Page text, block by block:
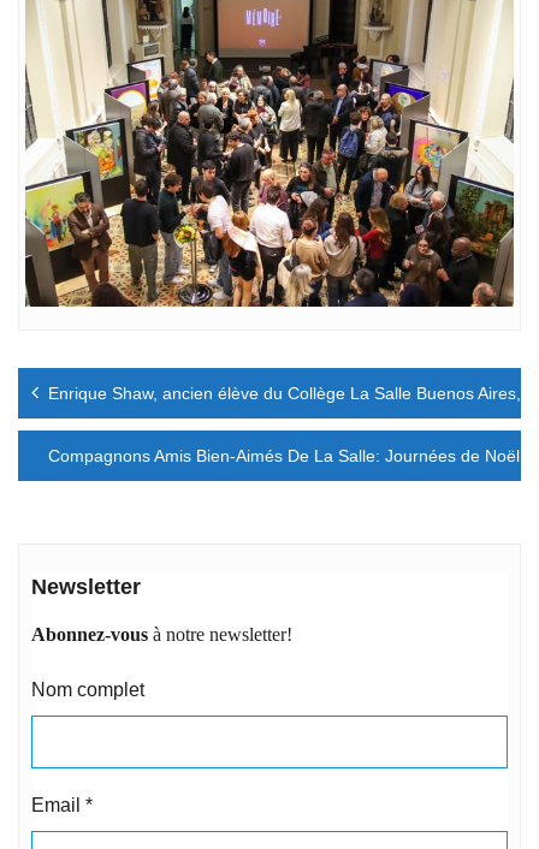
Navigation
l’article
Enrique Shaw, ancien élève du Collège La Salle Buenos Aires,
Compagnons Amis Bien-Aimés De La Salle: Journées de Noël.
Newsletter
Abonnez-vous à notre newsletter!
Nom complet
Email *